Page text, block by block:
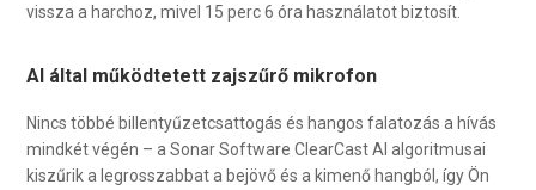
vissza a harchoz, mivel 15 perc 6 óra használatot biztosít.
AI által működtetett zajszűrő mikrofon
Nincs többé billentyűzetcsattogás és hangos falatozás a hívás
mindkét végén – a Sonar Software ClearCast AI algoritmusai
kiszűrik a legrosszabbat a bejövő és a kimenő hangból, így Ön